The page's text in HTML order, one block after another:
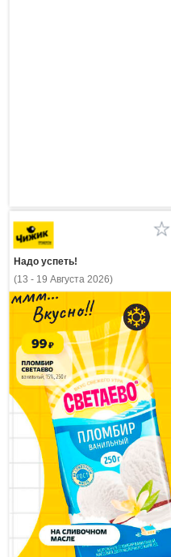
Надо успеть!
(13 - 19 Августа 2026)